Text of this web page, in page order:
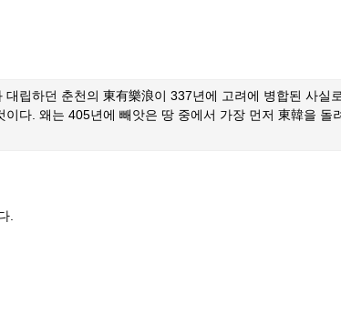
립하던 춘천의 東有樂浪이 337년에 고려에 병합된 사실
다. 왜는 405년에 빼앗은 땅 중에서 가장 먼저 東韓을 돌
.